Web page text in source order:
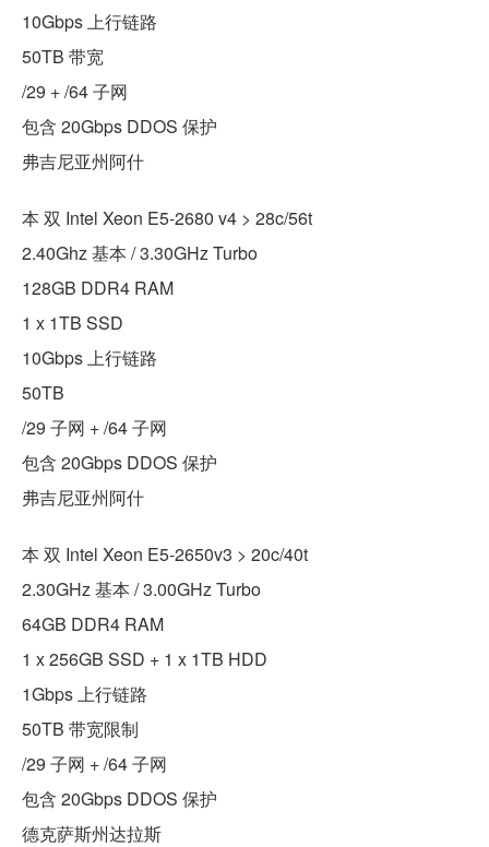
10Gbps 上行链路
50TB 带宽
/29 + /64 子网
包含 20Gbps DDOS 保护
弗吉尼亚州阿什
本 双 Intel Xeon E5-2680 v4 > 28c/56t
2.40Ghz 基本 / 3.30GHz Turbo
128GB DDR4 RAM
1 x 1TB SSD
10Gbps 上行链路
50TB
/29 子网 + /64 子网
包含 20Gbps DDOS 保护
弗吉尼亚州阿什
本 双 Intel Xeon E5-2650v3 > 20c/40t
2.30GHz 基本 / 3.00GHz Turbo
64GB DDR4 RAM
1 x 256GB SSD + 1 x 1TB HDD
1Gbps 上行链路
50TB 带宽限制
/29 子网 + /64 子网
包含 20Gbps DDOS 保护
德克萨斯州达拉斯